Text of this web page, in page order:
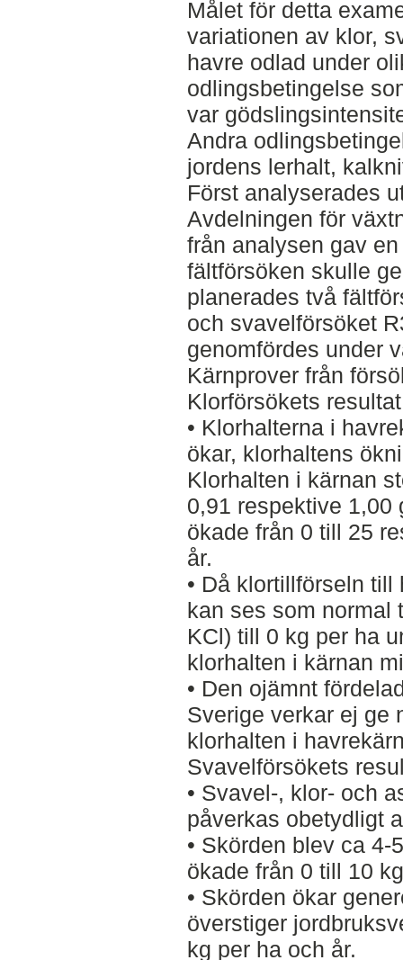
Målet för detta
variationen av klor,
havre odlad under
odlingsbetingelse
var
Andra
jordens lerhalt,
Först analyserades
Avdelningen för
från analysen gav
fältförsöken skulle
planerades två
och svavelförsöket
genomfördes under
Kärnprover från
Klorförsökets
• Klorhalterna i
ökar, klorhaltens
Klorhalten i kärnan
0,91 respektive 1,00
ökade från 0 till 25
år.
• Då klortillförseln
kan ses som normal
KCl) till 0 kg per ha
klorhalten i kärnan
• Den ojämnt
Sverige verkar ej ge
klorhalten i
Svavelförsökets
• Svavel-, klor- och
påverkas obetydligt
• Skörden blev ca
ökade från 0 till 10
• Skörden ökar
överstiger
kg per ha och år.